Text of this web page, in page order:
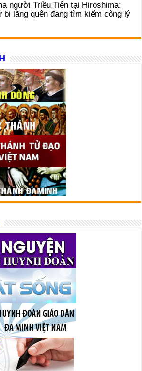
người Triều Tiên tại Hiroshima:
lãng quên đang tìm kiếm công lý